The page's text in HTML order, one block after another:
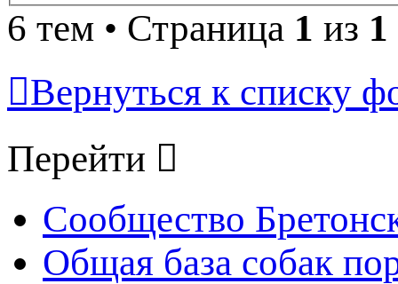
6 тем • Страница 1 из 1
Вернуться к списку
Перейти
Сообщество
Общая база собак